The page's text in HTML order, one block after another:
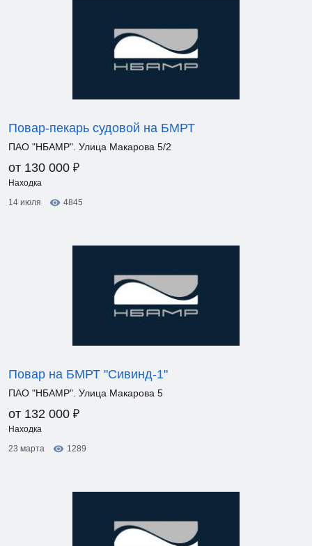
Повар-пекарь судовой на БМРТ
ПАО "НБАМР". Улица Макарова 5/2
от 130 000 ₽
Находка
14 июля
4845
Повар на БМРТ "Сивинд-1"
ПАО "НБАМР". Улица Макарова 5
от 132 000 ₽
Находка
23 марта
1289